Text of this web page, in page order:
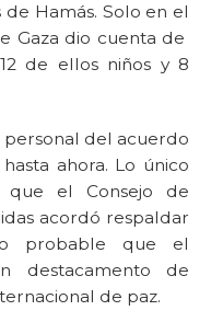
Hamás. Solo en el
Gaza dio cuenta de
de ellos niños y 8
personal del acuerdo
ahora. Lo único
que el Consejo de
acordó respaldar
probable que el
destacamento de
de paz.